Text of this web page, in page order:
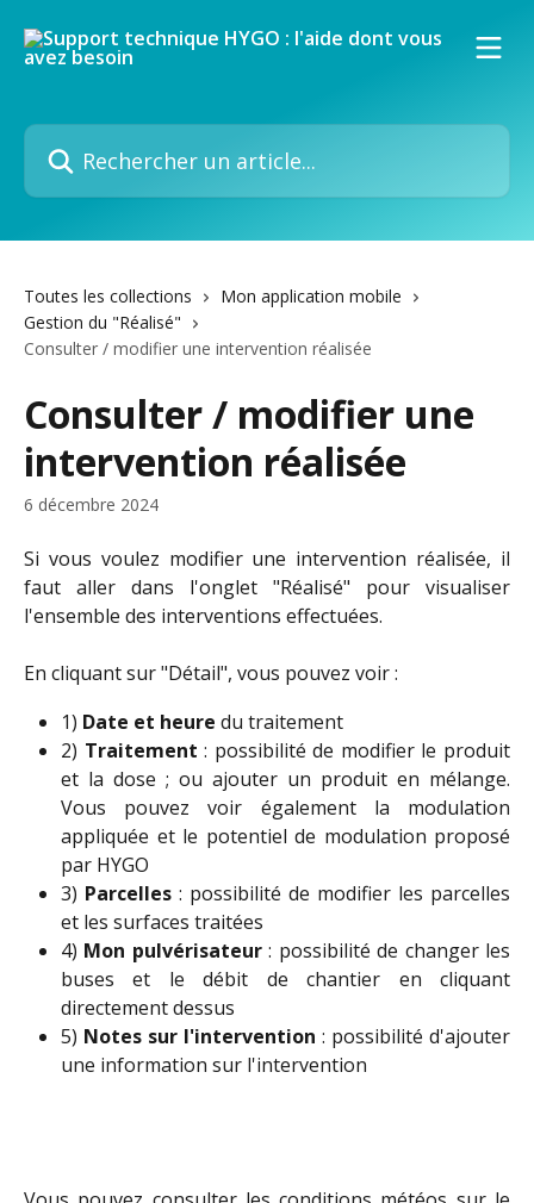
Rechercher un article...
Toutes les collections
Mon application mobile
Gestion du "Réalisé"
Consulter / modifier une intervention réalisée
Consulter / modifier une
intervention réalisée
6 décembre 2024
Si vous voulez modifier une intervention réalisée, il
faut aller dans l'onglet "Réalisé" pour visualiser
l'ensemble des interventions effectuées.
En cliquant sur "Détail", vous pouvez voir :
1) Date et heure du traitement
2) Traitement : possibilité de modifier le produit
et la dose ; ou ajouter un produit en mélange.
Vous pouvez voir également la modulation
appliquée et le potentiel de modulation proposé
par HYGO
3) Parcelles : possibilité de modifier les parcelles
et les surfaces traitées
4) Mon pulvérisateur: possibilité de changer les
buses et le débit de chantier en cliquant
directement dessus
5) Notes sur l'intervention : possibilité d'ajouter
une information sur l'intervention